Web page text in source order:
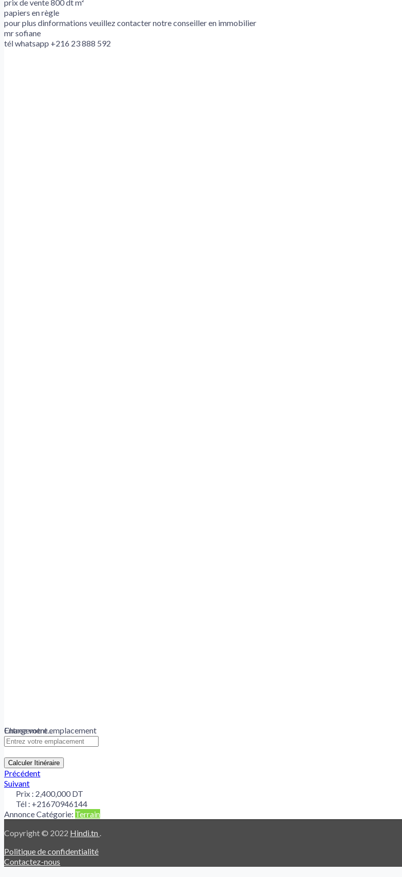
prix de vente 800 dt m²
papiers en règle
pour plus dinformations veuillez contacter notre conseiller en immobilier
mr sofiane
tél whatsapp +216 23 888 592
Chargement...
Entrez votre emplacement
Calculer Itinéraire
Précédent
Suivant
Prix : 2,400,000 DT
Tél : +21670946144
Annonce Catégorie: Terrain
Copyright © 2022 Hindi.tn .
Politique de confidentialité
Contactez-nous